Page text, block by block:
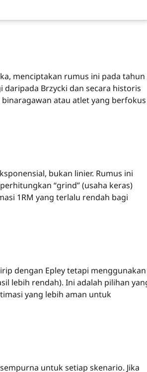
menciptakan rumus ini pada tahun
Brzycki dan secara historis
atau atlet yang berfokus
bukan linier. Rumus ini
“grind” (usaha keras)
1RM yang terlalu rendah bagi
dengan Epley tetapi menggunakan
lebih rendah). Ini adalah pilihan
yang lebih aman untuk
untuk setiap skenario. Jika